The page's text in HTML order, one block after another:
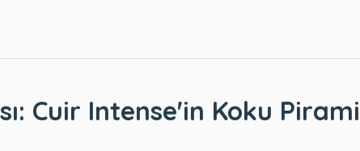
Cuir Intense'in Koku